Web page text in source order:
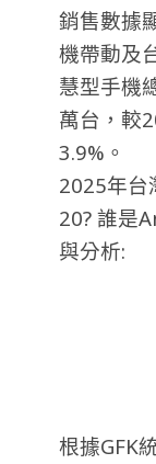
銷售數據
機帶動及
慧型手機
萬台，較
3.9%。
2025年台
20? 誰是
與分析:
根據GFK